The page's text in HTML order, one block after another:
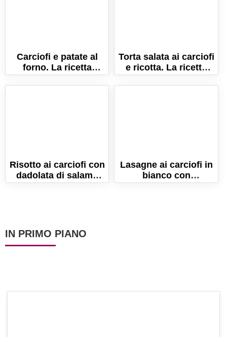
Carciofi e patate al
forno. La ricetta
semplice e ricca di
gusto!
Torta salata ai carciofi
e ricotta. La ricetta
facile e veloce!
Risotto ai carciofi con
dadolata di salame
cacciatore italiano
Lasagne ai carciofi in
bianco con
besciamella. La ricetta
IN PRIMO PIANO